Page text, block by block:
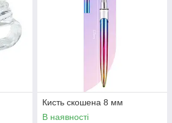
Кисть скошена 8 мм
В наявності